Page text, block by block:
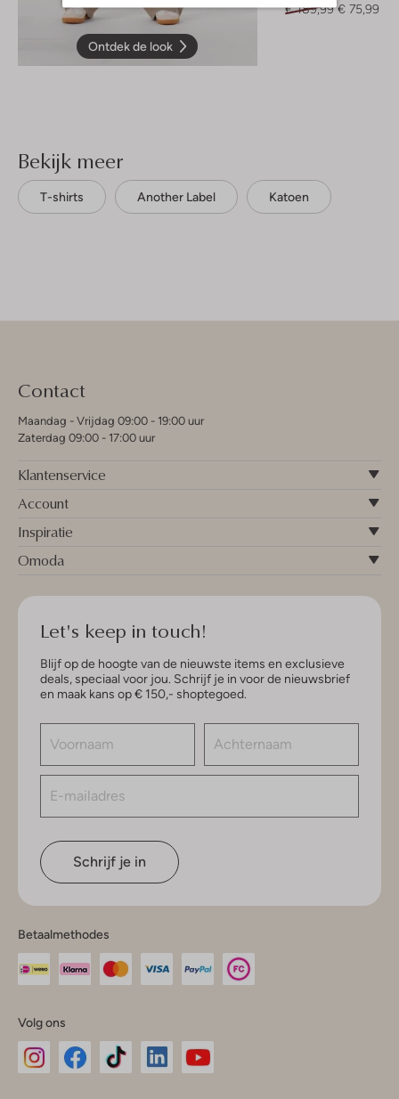
Ontdek de look
€ 189,99 € 75,99
Bekijk meer
T-shirts Another Label Katoen
Contact
Maandag - Vrijdag 09:00 - 19:00 uur
Zaterdag 09:00 - 17:00 uur
Klantenservice
Account
Inspiratie
Omoda
Let's keep in touch!
Blijf op de hoogte van de nieuwste items en exclusieve
deals, speciaal voor jou. Schrijf je in voor de nieuwsbrief
en maak kans op € 150,- shoptegoed.
Schrijf je in
Betaalmethodes
Volg ons